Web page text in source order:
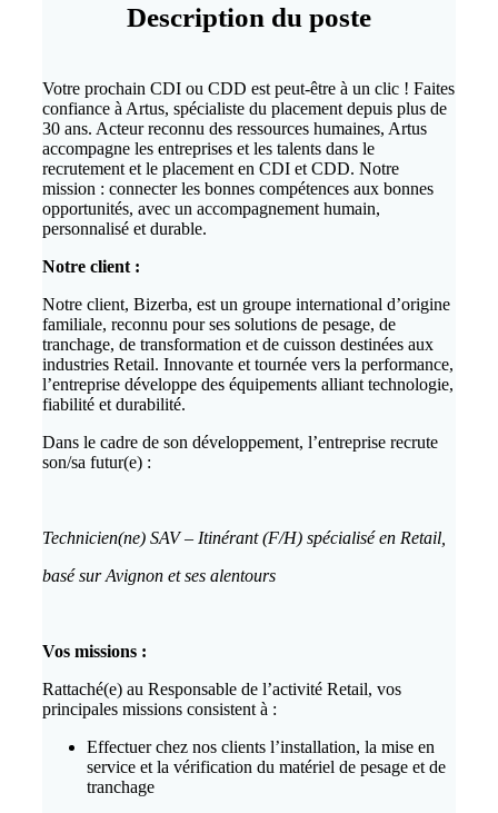
Description du poste
Votre prochain CDI ou CDD est peut-être à un clic ! Faites
confiance à Artus, spécialiste du placement depuis plus de
30 ans. Acteur reconnu des ressources humaines, Artus
accompagne les entreprises et les talents dans le
recrutement et le placement en CDI et CDD. Notre
mission : connecter les bonnes compétences aux bonnes
opportunités, avec un accompagnement humain,
personnalisé et durable.
Notre client :
Notre client, Bizerba, est un groupe international d’origine
familiale, reconnu pour ses solutions de pesage, de
tranchage, de transformation et de cuisson destinées aux
industries Retail. Innovante et tournée vers la performance,
l’entreprise développe des équipements alliant technologie,
fiabilité et durabilité.
Dans le cadre de son développement, l’entreprise recrute
son/sa futur(e) :
Technicien(ne) SAV – Itinérant (F/H) spécialisé en Retail,
basé sur Avignon et ses alentours
Vos missions :
Rattaché(e) au Responsable de l’activité Retail, vos
principales missions consistent à :
Effectuer chez nos clients l’installation, la mise en
service et la vérification du matériel de pesage et de
tranchage